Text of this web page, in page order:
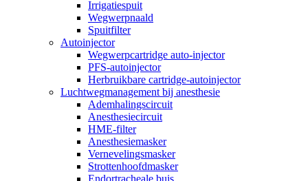
Irrigatiespuit
Wegwerpnaald
Spuitfilter
Autoinjector
Wegwerpcartridge auto-injector
PFS-autoinjector
Herbruikbare cartridge-autoinjector
Luchtwegmanagement bij anesthesie
Ademhalingscircuit
Anesthesiecircuit
HME-filter
Anesthesiemasker
Vernevelingsmasker
Strottenhoofdmasker
Endortracheale buis